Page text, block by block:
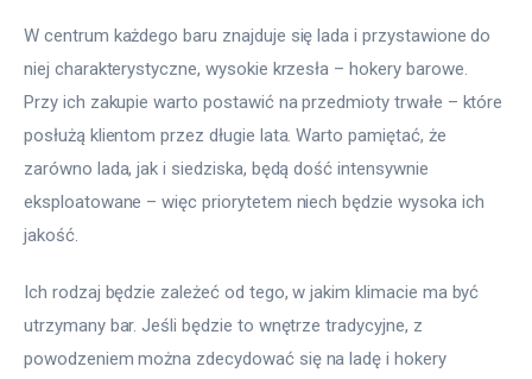
W centrum każdego baru znajduje się lada i przystawione do
niej charakterystyczne, wysokie krzesła – hokery barowe.
Przy ich zakupie warto postawić na przedmioty trwałe – które
posłużą klientom przez długie lata. Warto pamiętać, że
zarówno lada, jak i siedziska, będą dość intensywnie
eksploatowane – więc priorytetem niech będzie wysoka ich
jakość.
Ich rodzaj będzie zależeć od tego, w jakim klimacie ma być
utrzymany bar. Jeśli będzie to wnętrze tradycyjne, z
powodzeniem można zdecydować się na ladę i hokery